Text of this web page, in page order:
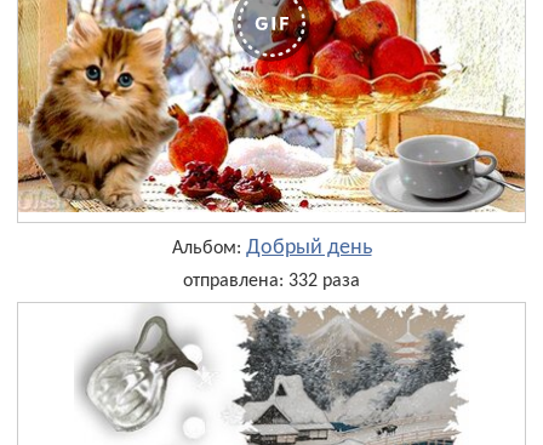
Альбом: Добрый день
отправлена: 332 раза